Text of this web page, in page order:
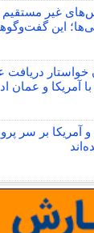
غیر مستقیم
این
خواستار
آمریکا و عمان
و آمریکا بر سر